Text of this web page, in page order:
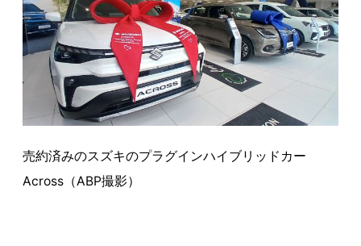
売約済みのスズキのプラグインハイブリッドカー
Across（ABP撮影）